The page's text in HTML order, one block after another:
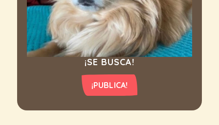
¡SE BUSCA!
¡PUBLICA!